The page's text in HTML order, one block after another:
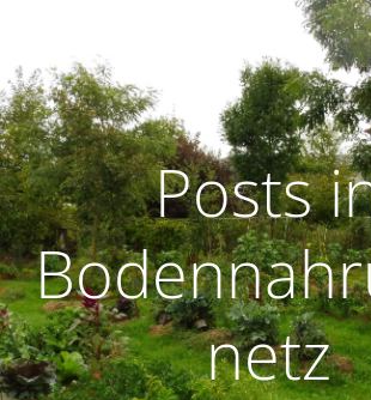
Zum
Inhalt
springen
Posts
netz